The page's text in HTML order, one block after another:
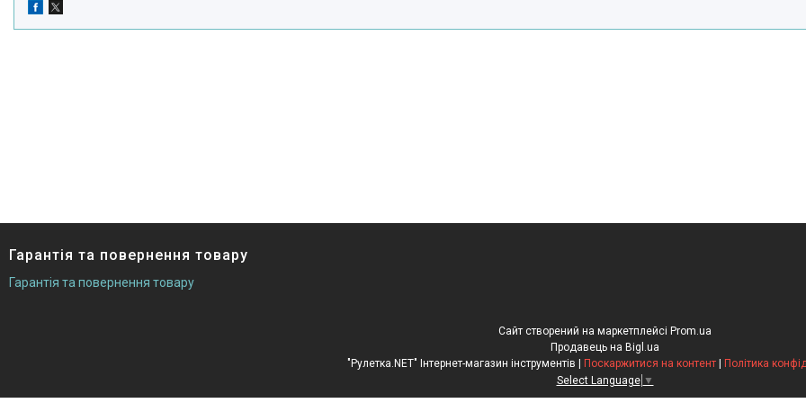
Гарантія та повернення товару
Гарантія та повернення товару
Сайт створений на маркетплейсі Prom.ua
Продавець на Bigl.ua
Поскаржитися на контент
Політика
Select Language ▼